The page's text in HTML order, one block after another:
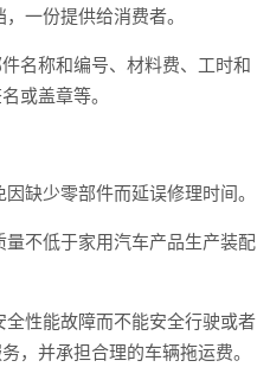
一份提供给消费者。
名称和编号、材料费、工时和
或盖章等。
缺少零部件而延误修理时间。
不低于家用汽车产品生产装配
性能故障而不能安全行驶或者
，并承担合理的车辆拖运费。